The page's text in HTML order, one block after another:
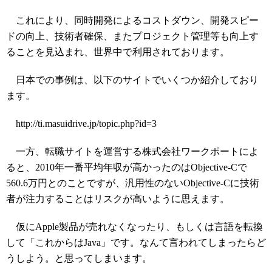
これにより、同時開発によるコストダウン、開発スピー
ドの向上、技術者確保、またプロジェクト管理等も向上す
ることを見込まれ、世界中で利用されております。
日本での事例は、以下のサイトでいくつか紹介しており
ます。
http://ti.masuidrive.jp/topic.php?id=3
一方、転職サイトを運営する株式会社ワークポートによ
ると、2010年一番平均年収が高かったのはObjective-Cで
560.6万円とのことですが、汎用性のないObjective-Cに技術
者が注力することはリスクが高いように思えます。
仮にApple製品が売れなくなったり、もしくは言語を転換
して「これからはJava」です。なんて言われてしまったらど
うしよう。と思ってしまいます。